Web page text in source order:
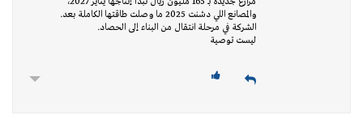
والمصانع اللي دشنت 2025 ما وصلت طاقتها الكاملة بعد.
الشركة في مرحلة انتقال من البناء إلى الحصاد.
ليست توصية​​​​​​​​​